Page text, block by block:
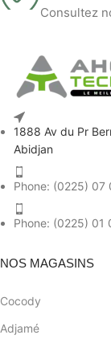
Consultez
1888 Av du Pr
Abidjan
Phone: (0225) 07
Phone: (0225) 01
NOS MAGASINS
Cocody
Adjamé